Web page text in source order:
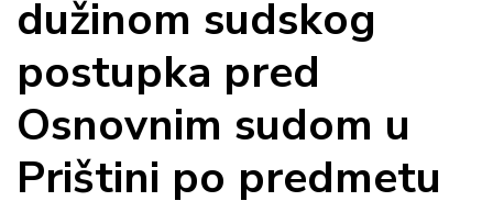
dužinom sudskog
postupka pred
Osnovnim sudom u
Prištini po predmetu